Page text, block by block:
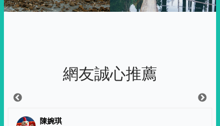
網友誠心推薦
陳婉琪